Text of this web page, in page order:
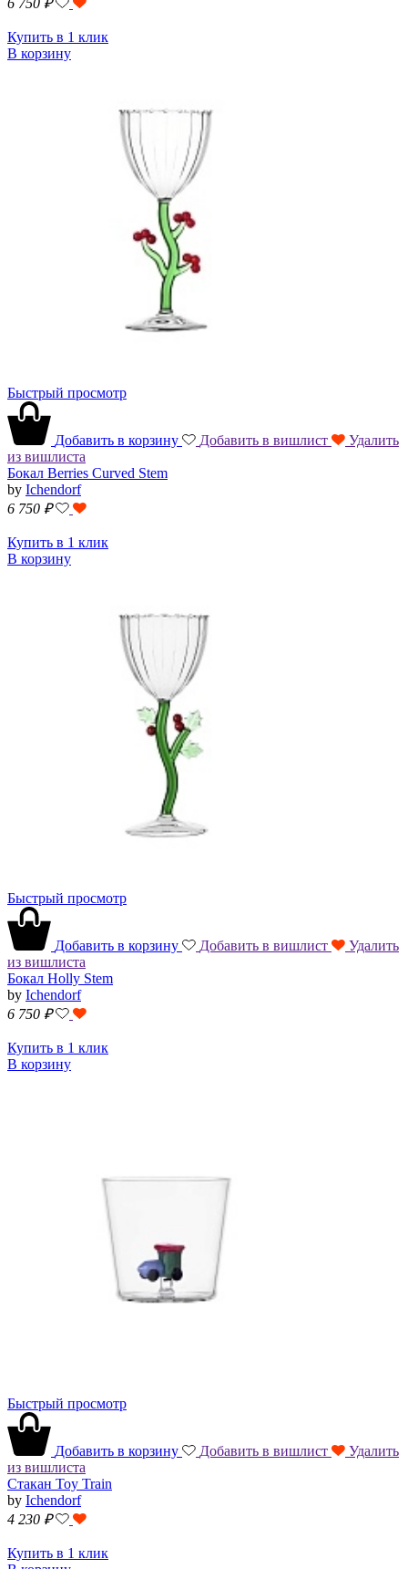
Купить в 1 клик
В корзину
Быстрый просмотр
Добавить в корзину Добавить в вишлист
Удалить
из вишлиста
Бокал Berries Curved Stem
by Ichendorf
6 750 ₽
Купить в 1 клик
В корзину
Быстрый просмотр
Добавить в корзину Добавить в вишлист
Удалить
из вишлиста
Бокал Holly Stem
by Ichendorf
6 750 ₽
Купить в 1 клик
В корзину
Быстрый просмотр
Добавить в корзину Добавить в вишлист
Удалить
из вишлиста
Стакан Toy Train
by Ichendorf
4 230 ₽
Купить в 1 клик